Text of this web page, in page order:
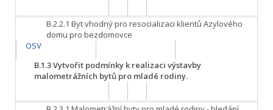
B.2.2.1 Byt vhodný pro resocializaci klientů Azylového
domu pro bezdomovce
OSV
B.1.3Vytvořit podmínky k realizaci výstavby
malometrážních bytů pro mladé rodiny.